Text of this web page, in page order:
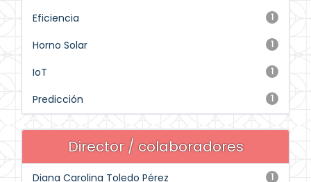
1
Eficiencia
1
Horno Solar
1
IoT
1
Predicción
Director / colaboradores
1
Diana Carolina Toledo Pérez